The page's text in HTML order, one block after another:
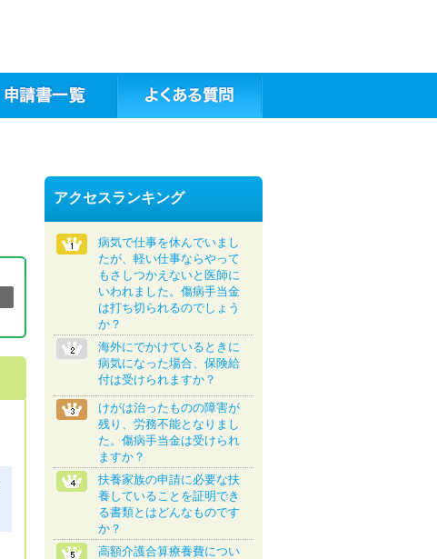
アクセスランキング
病気で仕事を休んでいまし
たが、軽い仕事ならやって
もさしつかえないと医師に
いわれました。傷病手当金
は打ち切られるのでしょう
か？
海外にでかけているときに
病気になった場合、保険給
付は受けられますか？
けがは治ったものの障害が
残り、労務不能となりまし
た。傷病手当金は受けられ
ますか？
扶養家族の申請に必要な扶
養していることを証明でき
る書類とはどんなものです
か？
高額介護合算療養費につい